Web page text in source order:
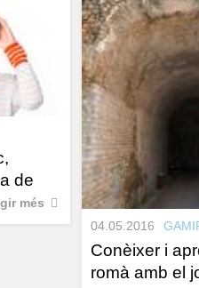
de
més
04.05.2016
Conèixer i
romà amb el